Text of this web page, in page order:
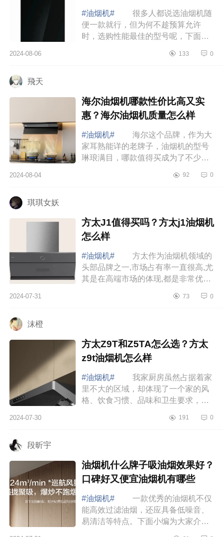
#油烟机#
很多人都说选油烟机随
便一款就行，但为何不趁预算允许
时，选购性能最佳的型号呢，下面小
博世油烟机与方太油烟机哪个好
2024-08-06 133 0
飛天
海尔油烟机哪款性价比高又实
惠？海尔油烟机质量怎么样
#油烟机#
海尔这个品牌，作为大
家耳熟能详的老牌子，油烟机的型号
琳琅满目，哪款值得买成为了不少人
海尔油烟机哪款性价比高又实惠？海
2024-08-04 92 0
琪琪女妖
方太J1值得买吗？方太j1油烟机
怎么样
#油烟机#
方太作为油烟机领域的
头部品牌之一,市场占有率一直很高,尤
其是在高端市场的体现,都是非常优秀
得买吗？方太j1油烟机怎么样 方
2024-07-31 73 0
沫橙
方太Z9T和Z5TA怎么选？方太
z9t油烟机怎么样
#油烟机#
我家厨房虽然占据着家
里不大的区域，却体现了一个家的风
格、饮食习惯、品味和卫生要求，选
式厨房也可以清爽不油腻，下面小编
2024-07-30 191 0
段昕宇
油烟机什么牌子吸油烟效果好？
口碑好又便宜油烟机有哪些
#油烟机#
一款优秀的油烟机不仅
能高效过滤油烟，还应具备低噪音、
易清洁等特点。下面小编为大家介绍